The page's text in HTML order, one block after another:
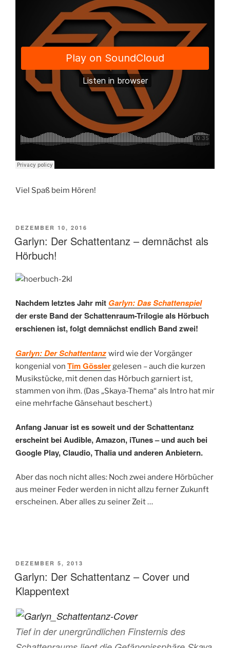
Viel Spaß beim Hören!
VERÖFFENTLICHT
AM
DEZEMBER 10, 2016
Garlyn: Der Schattentanz – demnächst als
Hörbuch!
Nachdem letztes Jahr mit Garlyn: Das Schattenspiel
der erste Band der Schattenraum-Trilogie als Hörbuch
erschienen ist, folgt demnächst endlich Band zwei!
Garlyn: Der Schattentanz wird wie der Vorgänger
kongenial von Tim Gösslergelesen – auch die kurzen
Musikstücke, mit denen das Hörbuch garniert ist,
stammen von ihm. (Das „Skaya-Thema“ als Intro hat mir
eine mehrfache Gänsehaut beschert.)
Anfang Januar ist es soweit und der Schattentanz
erscheint bei Audible, Amazon, iTunes – und auch bei
Google Play, Claudio, Thalia und anderen Anbietern.
Aber das noch nicht alles: Noch zwei andere Hörbücher
aus meiner Feder werden in nicht allzu ferner Zukunft
erscheinen. Aber alles zu seiner Zeit …
VERÖFFENTLICHT
AM
DEZEMBER 5, 2013
Garlyn: Der Schattentanz – Cover und
Klappentext
Tief in der unergründlichen Finsternis des